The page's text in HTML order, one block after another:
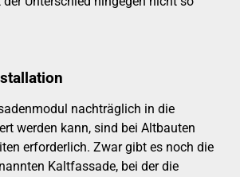
nachträglich in die
werden kann, sind bei Altbauten
erforderlich. Zwar gibt es noch die
Kaltfassade, bei der die